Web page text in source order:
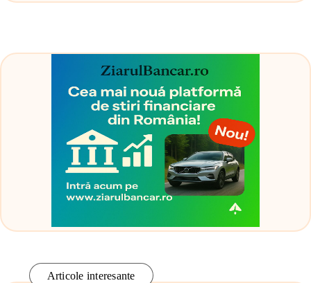
Articole interesante